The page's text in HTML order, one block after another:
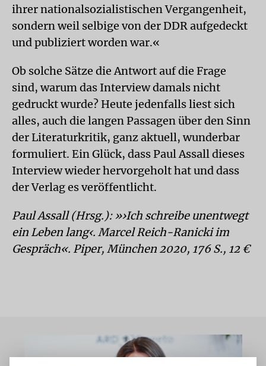
ihrer nationalsozialistischen Vergangenheit,
sondern weil selbige von der DDR aufgedeckt
und publiziert worden war.«
Ob solche Sätze die Antwort auf die Frage
sind, warum das Interview damals nicht
gedruckt wurde? Heute jedenfalls liest sich
alles, auch die langen Passagen über den Sinn
der Literaturkritik, ganz aktuell, wunderbar
formuliert. Ein Glück, dass Paul Assall dieses
Interview wieder hervorgeholt hat und dass
der Verlag es veröffentlicht.
Paul Assall (Hrsg.): »›Ich schreibe unentwegt
ein Leben lang‹. Marcel Reich-Ranicki im
Gespräch«. Piper, München 2020, 176 S., 12 €